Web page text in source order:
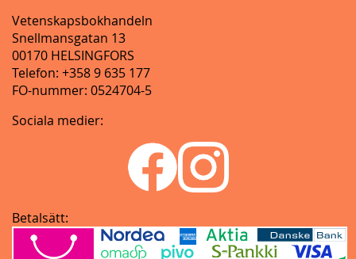
Vetenskapsbokhandeln
Snellmansgatan 13
00170 HELSINGFORS
Telefon: +358 9 635 177
FO-nummer: 0524704-5
Sociala medier:
Betalsätt: